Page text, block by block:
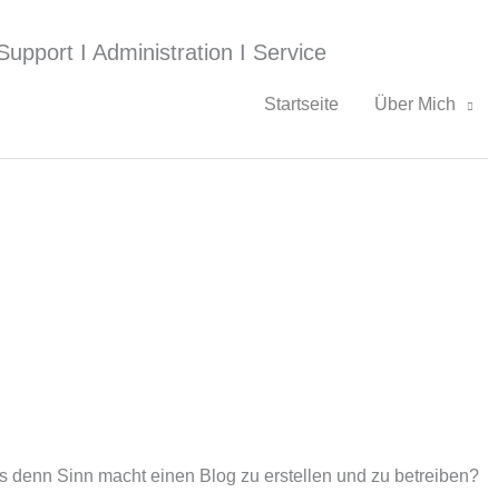
I Administration I Service
Startseite Über Mich
denn Sinn macht einen Blog zu erstellen und zu betreiben?